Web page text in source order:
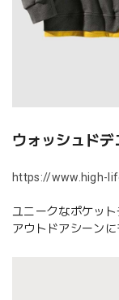
ウォッシュド
https://www.high-
ユニークなポケッ
アウトドアシーンに